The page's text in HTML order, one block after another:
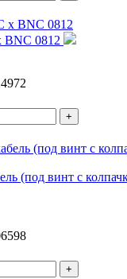
BNC 0812
+
(под винт с
+